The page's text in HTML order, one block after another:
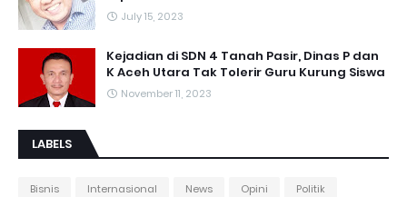
July 15, 2023
Kejadian di SDN 4 Tanah Pasir, Dinas P dan
K Aceh Utara Tak Tolerir Guru Kurung Siswa
November 11, 2023
LABELS
Bisnis Internasional News Opini
Politik